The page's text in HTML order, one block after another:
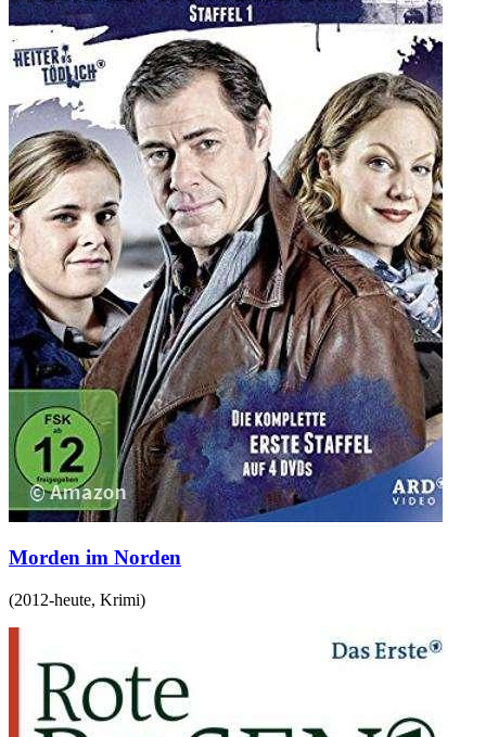
Morden im Norden
(2012-heute, Krimi)